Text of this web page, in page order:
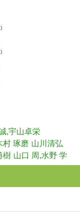
,宇山卓栄
村 琢磨 山川清弘
樹 山口 周,水野 学